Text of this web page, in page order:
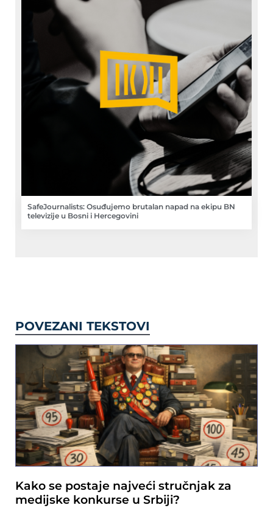
SafeJournalists: Osuđujemo brutalan napad na ekipu BN
televizije u Bosni i Hercegovini
POVEZANI TEKSTOVI
Kako se postaje najveći stručnjak za
medijske konkurse u Srbiji?